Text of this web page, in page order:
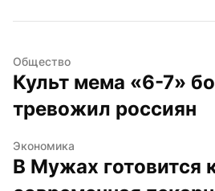
Общество
Культ мема «6-7»
тревожил россиян
Экономика
В Мужах готовится